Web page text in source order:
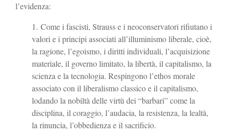
l’evidenza:
Come i fascisti, Strauss e i neoconservatori rifiutano i
valori e i principi associati all’illuminismo liberale, cioè,
la ragione, l’egoismo, i diritti individuali, l’acquisizione
materiale, il governo limitato, la libertà, il capitalismo, la
scienza e la tecnologia. Respingono l’ethos morale
associato con il liberalismo classico e il capitalismo,
lodando la nobiltà delle virtù dei “barbari” come la
disciplina, il coraggio, l’audacia, la resistenza, la lealtà,
la rinuncia, l’obbedienza e il sacrificio.